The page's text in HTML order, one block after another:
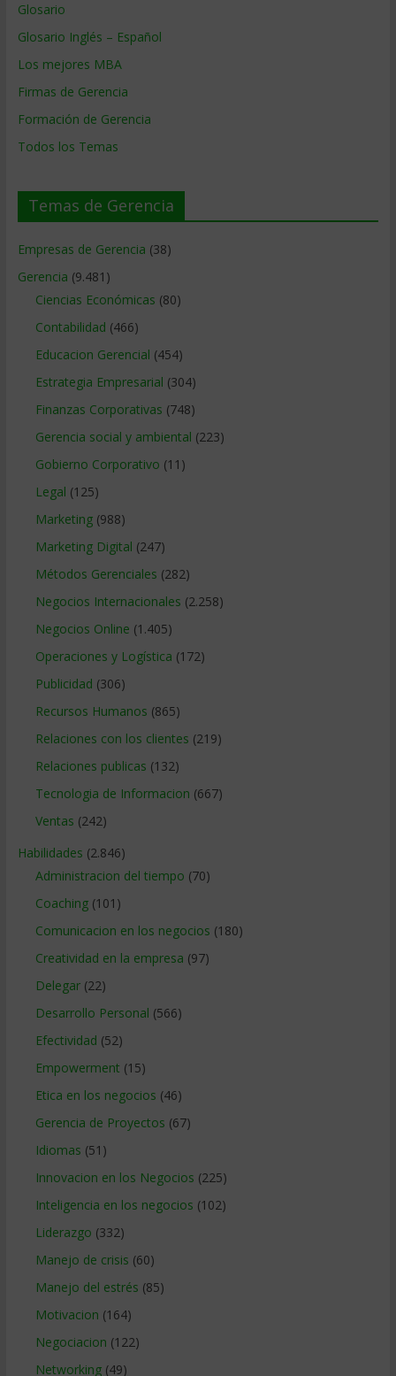
Glosario
Glosario Inglés – Español
Los mejores MBA
Firmas de Gerencia
Formación de Gerencia
Todos los Temas
Temas de Gerencia
Empresas de Gerencia (38)
Gerencia (9.481)
Ciencias Económicas (80)
Contabilidad (466)
Educacion Gerencial (454)
Estrategia Empresarial (304)
Finanzas Corporativas (748)
Gerencia social y ambiental (223)
Gobierno Corporativo (11)
Legal (125)
Marketing(988)
Marketing Digital (247)
Métodos Gerenciales (282)
Negocios Internacionales (2.258)
Negocios Online (1.405)
Operaciones y Logística (172)
Publicidad (306)
Recursos Humanos (865)
Relaciones con los clientes (219)
Relaciones publicas (132)
Tecnologia de Informacion (667)
Ventas (242)
Habilidades (2.846)
Administracion del tiempo (70)
Coaching(101)
Comunicacion en los negocios (180)
Creatividad en la empresa (97)
Delegar(22)
Desarrollo Personal (566)
Efectividad (52)
Empowerment (15)
Etica en los negocios (46)
Gerencia de Proyectos (67)
Idiomas (51)
Innovacion en los Negocios (225)
Inteligencia en los negocios (102)
Liderazgo (332)
Manejo de crisis (60)
Manejo del estrés (85)
Motivacion (164)
Negociacion (122)
Networking(49)